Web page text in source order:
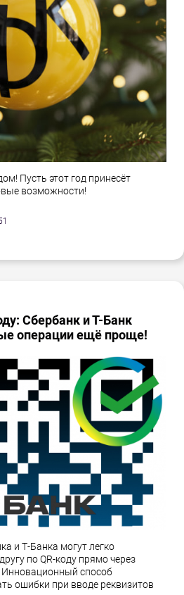
Пусть этот год принесёт
возможности!
Сбербанк и Т-Банк
операции ещё проще!
и Т-Банка могут легко
по QR-коду прямо через
способ
ошибки при вводе реквизитов